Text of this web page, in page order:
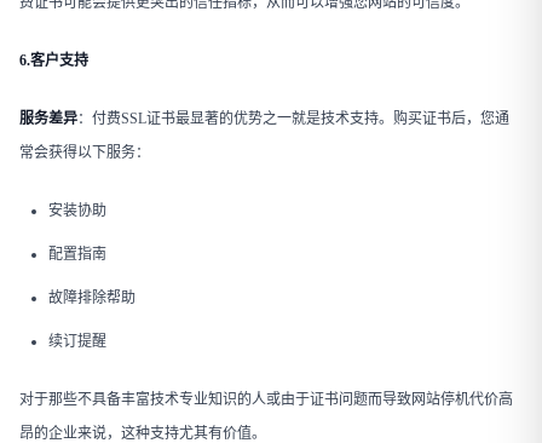
6.客户支持
服务差异​：付费SSL证书最显著的优势之一就是技术支持。购买证书后，您通
常会获得以下服务：
安装协助
配置指南
故障排除帮助
续订提醒
对于那些不具备丰富技术专业知识的人或由于证书问题而导致网站停机代价高
昂的企业来说，这种支持尤其有价值。